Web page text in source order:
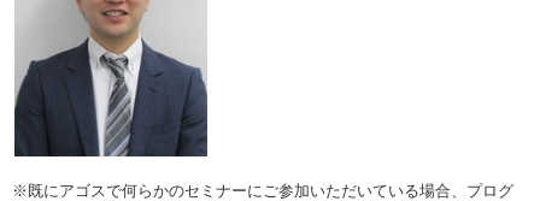
※既にアゴスで何らかのセミナーにご参加いただいている場合、プログ